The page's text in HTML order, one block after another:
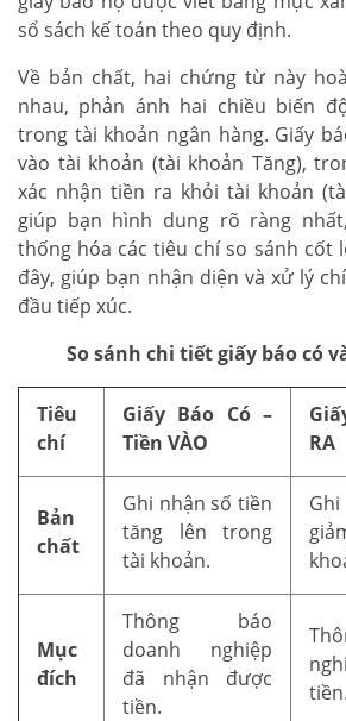
sổ sách kế toán theo quy định.
Về bản chất, hai chứng từ này
nhau, phản ánh hai chiều biến
trong tài khoản ngân hàng. Giấy
vào tài khoản (tài khoản Tăng),
xác nhận tiền ra khỏi tài khoản
giúp bạn hình dung rõ ràng
thống hóa các tiêu chí so sánh cốt
đây, giúp bạn nhận diện và xử lý
đầu tiếp xúc.
So sánh chi tiết giấy báo có
Tiêu
chí
Giấy Báo Có –
Tiền VÀO
RA
Bản
chất
Ghi nhận số tiền
tăng lên trong
tài khoản.
Mục
đích
Thông báo
doanh nghiệp
đã nhận được
tiền.
tiền.